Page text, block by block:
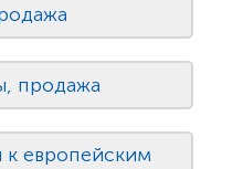
продажа
к европейским